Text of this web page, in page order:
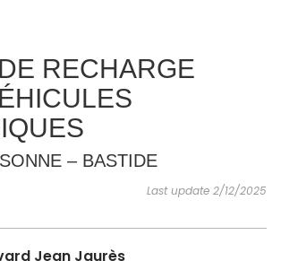
AND
DO
INSPIRATIONS AGENDA
RECHARGE
– BASTIDE
Last update 2/12/2025
Jean Jaurès